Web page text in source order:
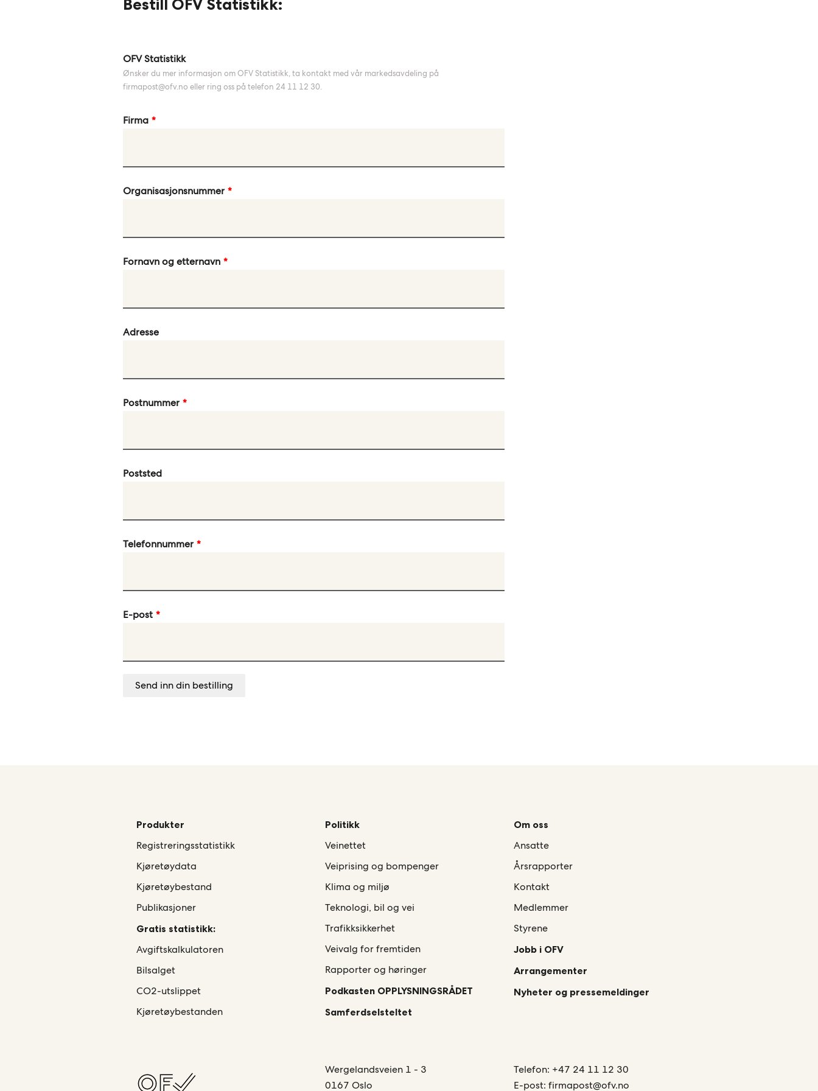
Bestill OFV Statistikk:
Leave
this
field
OFV Statistikk
Ønsker du mer informasjon om OFV Statistikk, ta kontakt med vår markedsavdeling på
firmapost@ofv.no eller ring oss på telefon 24 11 12 30.
Firma
Organisasjonsnummer
Fornavn og etternavn
Adresse
Postnummer
Poststed
Telefonnummer
E-post
Send inn din bestilling
Produkter
Registreringsstatistikk
Kjøretøydata
Kjøretøybestand
Publikasjoner
Gratis statistikk:
Avgiftskalkulatoren
Bilsalget
CO2-utslippet
Kjøretøybestanden
Politikk
Veinettet
Veiprising og bompenger
Klima og miljø
Teknologi, bil og vei
Trafikksikkerhet
Veivalg for fremtiden
Rapporter og høringer
Podkasten OPPLYSNINGSRÅDET
Samferdselsteltet
Om oss
Ansatte
Årsrapporter
Kontakt
Medlemmer
Styrene
Jobb i OFV
Arrangementer
Nyheter og pressemeldinger
Wergelandsveien 1 - 3
0167 Oslo
Telefon: +47 24 11 12 30
E-post:firmapost@ofv.no